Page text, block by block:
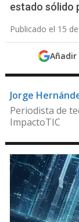
estado sólido
Publicado el 15
Jorge
Periodista de
ImpactoTIC